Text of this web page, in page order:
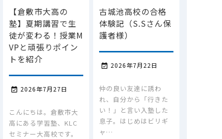
【倉敷市大高の
塾】夏期講習で生
徒が変わる！授業M
VPと頑張りポイン
トを紹介
 2026年7月27日
こんにちは。倉敷市大
高にある学習塾、KLC
セミナー大高校です。
古城池高校の合格
体験記（S.Sさん保
護者様）
 2026年7月22日
仲の良い友達に誘わ
れ、自分から「行きた
い！」と言い入塾した
息子。はじめはビリギ
ャ…